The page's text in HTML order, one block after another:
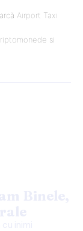
Airport Taxi
si